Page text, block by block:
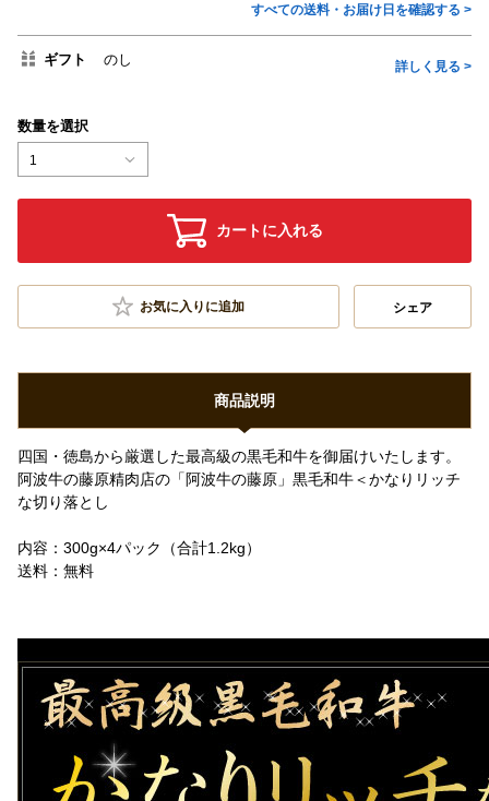
すべての送料・お届け日を確認する >
ギフト のし 詳しく見る >
数量を選択
1
カートに入れる
お気に入りに追加 シェア
商品説明
四国・徳島から厳選した最高級の黒毛和牛を御届けいたします。
阿波牛の藤原精肉店の「阿波牛の藤原」黒毛和牛＜かなりリッチ
な切り落とし
内容：300g×4パック（合計1.2kg）
送料：無料